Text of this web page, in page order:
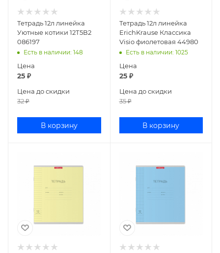
Тетрадь 12л линейка
Уютные котики 12Т5В2
086197
Есть в наличии: 148
Цена
25 ₽
Цена до скидки
32₽
В корзину
Тетрадь 12л линейка
ErichKrause Классика
Visio фиолетовая 44980
Есть в наличии: 1025
Цена
25₽
Цена до скидки
35₽
В корзину